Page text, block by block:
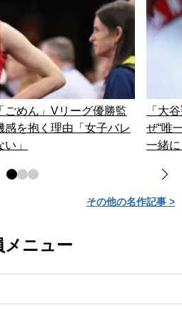
めん」Vリーグ優勝監
を抱く理由「女子バレ
」
「大
ぜ“唯
一緒
その他の名作記事 >
メニュー